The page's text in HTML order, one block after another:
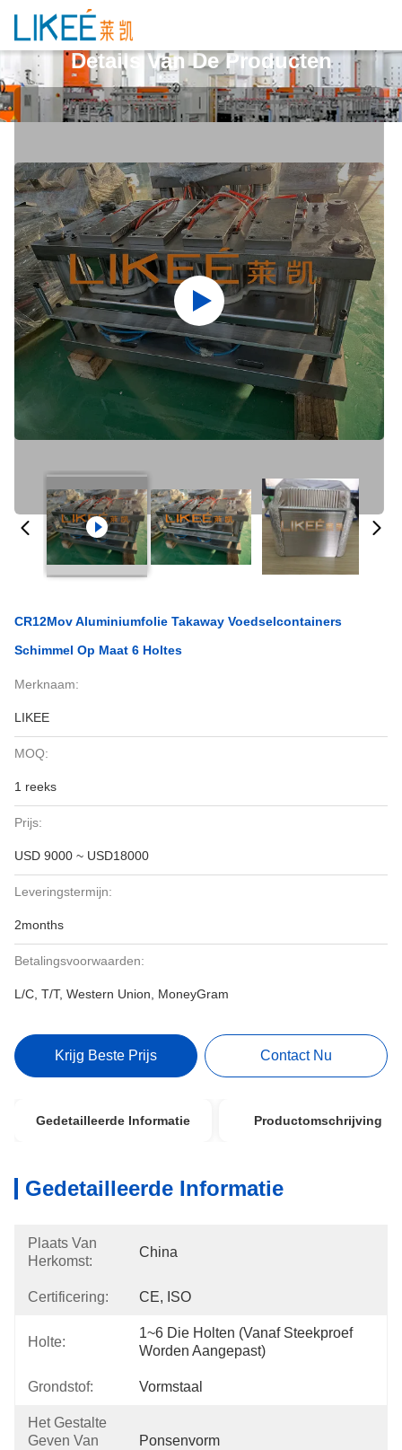
Details Van De Producten
CR12Mov Aluminiumfolie Takaway Voedselcontainers
Schimmel Op Maat 6 Holtes
Merknaam:
LIKEE
MOQ:
1 reeks
Prijs:
USD 9000 ~ USD18000
Leveringstermijn:
2months
Betalingsvoorwaarden:
L/C, T/T, Western Union, MoneyGram
Krijg Beste Prijs Contact Nu
Gedetailleerde Informatie Productomschrijving
Gedetailleerde Informatie
Plaats Van
Herkomst:
China
Certificering: CE, ISO
Holte:
1~6 Die Holten (vanaf Steekproef
Worden Aangepast)
Grondstof: Vormstaal
Het Gestalte
Geven Van
Ponsenvorm